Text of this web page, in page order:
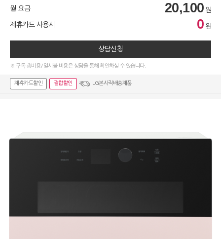
월 요금 20,100 원
제휴카드 사용시 0 원
상담신청
※ 구독 총비용/일시불 비용은 상담을 통해 확인하실 수 있습니다.
제휴카드할인 결합할인 LG본사직배송제품